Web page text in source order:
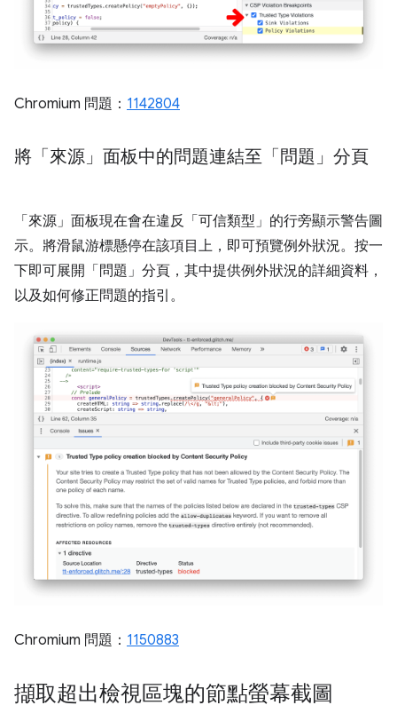
Chromium 問題： 1142804
將「來源」面板中的問題連結至「問題」分頁
「來源」 面板現在會在違反「可信類型」的行旁顯示警告圖
示。將滑鼠游標懸停在該項目上，即可預覽例外狀況。按一
下即可展開「問題」 分頁，其中提供例外狀況的詳細資料，
以及如何修正問題的指引。
Chromium 問題： 1150883
擷取超出檢視區塊的節點螢幕截圖